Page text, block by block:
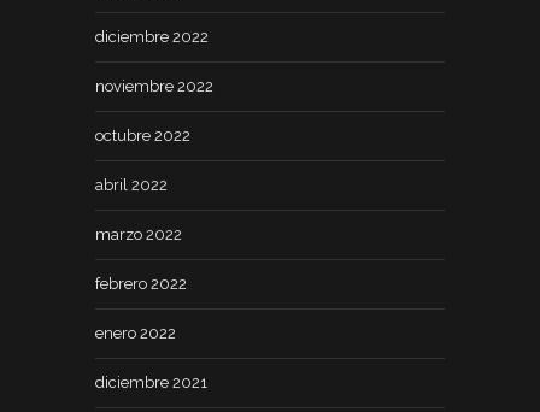
diciembre 2022
noviembre 2022
octubre 2022
abril 2022
marzo 2022
febrero 2022
enero 2022
diciembre 2021